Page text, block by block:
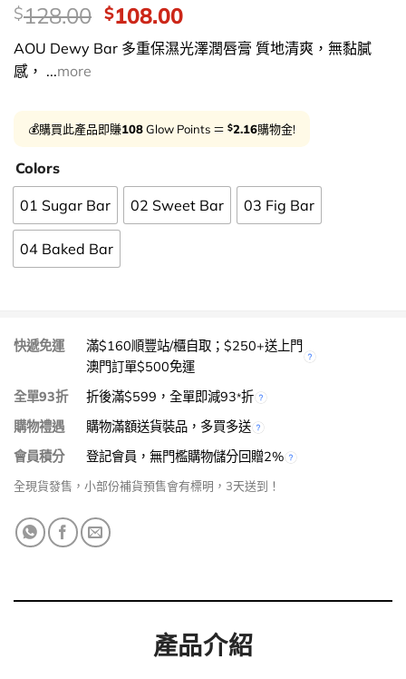
價
錢：
$128.00 Original
price
was:
$108.00Current
price
is:
AOU Dewy Bar 多重保濕光澤潤唇膏 質地清爽，無黏膩
感， ...more
💰購買此產品即賺108Glow Points ＝ $2.16購物金!
Colors
01 Sugar Bar 02 Sweet Bar 03 Fig Bar
04 Baked Bar
快遞免運
滿$160順豐站/櫃自取；$250+送上門
澳門訂單$500免運
全單93折
折後滿$599，全單即減93*折
購物禮遇
購物滿額送貨裝品，多買多送
會員積分
登記會員，無門檻購物儲分回贈2%
全現貨發售，小部份補貨預售會有標明，3天送到！
產品介紹